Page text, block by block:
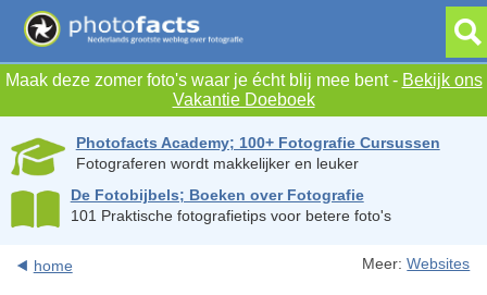
Maak deze zomer foto's waar je écht blij mee bent - Bekijk ons
Vakantie Doeboek
Photofacts Academy; 100+ Fotografie Cursussen
Fotograferen wordt makkelijker en leuker
De Fotobijbels; Boeken over Fotografie
101 Praktische fotografietips voor betere foto's
home Meer:Websites